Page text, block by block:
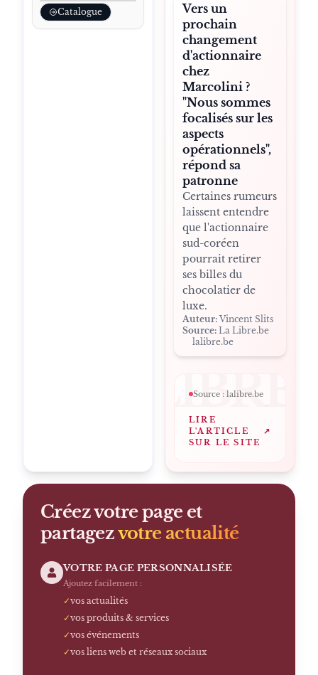
Catalogue
Vers un
prochain
changement
d'actionnaire
chez
Marcolini ?
"Nous sommes
focalisés sur les
aspects
opérationnels",
répond sa
patronne
Certaines rumeurs
laissent entendre
que l'actionnaire
sud-coréen
pourrait retirer
ses billes du
chocolatier de
luxe.
Auteur: Vincent Slits
Source: La Libre.be
lalibre.be
LALIBRE
Source : lalibre.be
LIRE
L'ARTICLE
SUR LE SITE
↗
Créez votre page et
partagezvotre actualité
VOTRE PAGE PERSONNALISÉE
Ajoutez facilement :
✓vos actualités
✓vos produits & services
✓vos événements
✓vos liens web et réseaux sociaux